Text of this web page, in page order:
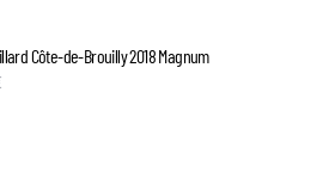
Côte-de-Brouilly 2018 Magnum